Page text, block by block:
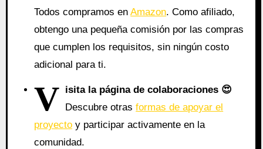
Todos compramos enAmazon. Como afiliado,
obtengo una pequeña comisión por las compras
que cumplen los requisitos, sin ningún costo
adicional para ti.
V isita la página de colaboraciones 😍
Descubre otrasformas de apoyar el
proyecto y participar activamente en la
comunidad.